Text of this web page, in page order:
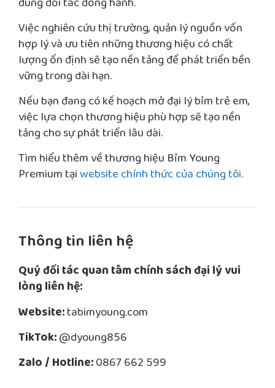
Việc nghiên cứu thị trường, quản lý nguồn vốn
hợp lý và ưu tiên những thương hiệu có chất
lượng ổn định sẽ tạo nền tảng để phát triển bền
vững trong dài hạn.
Nếu bạn đang có kế hoạch mở đại lý bỉm trẻ em,
việc lựa chọn thương hiệu phù hợp sẽ tạo nền
tảng cho sự phát triển lâu dài.
Tìm hiểu thêm về thương hiệu Bỉm Young
Premium tạiwebsite chính thức của chúng tôi.
Thông tin liên hệ
Quý đối tác quan tâm chính sách đại lý vui
lòng liên hệ:
Website:tabimyoung.com
TikTok:@dyoung856
Zalo / Hotline:0867 662 599